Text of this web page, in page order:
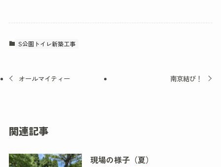
S公園トイレ新築工事
オールマイティー 南京結び！
関連記事
現場の様子（夏）